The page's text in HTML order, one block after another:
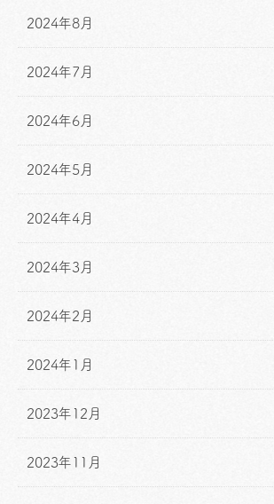
2024年8月
2024年7月
2024年6月
2024年5月
2024年4月
2024年3月
2024年2月
2024年1月
2023年12月
2023年11月